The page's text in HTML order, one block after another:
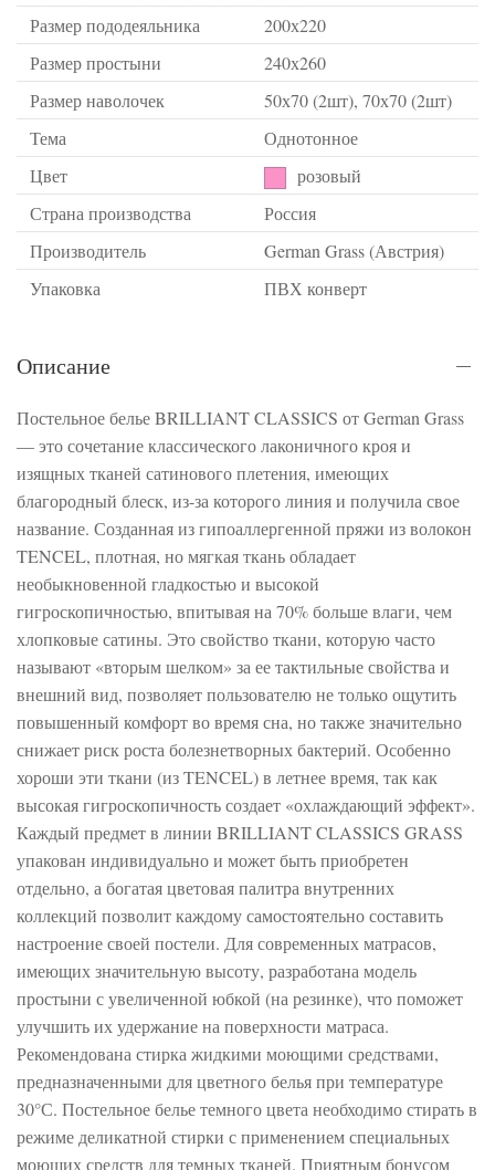
Размер пододеяльника
200х220
Размер простыни
240х260
Размер наволочек
50х70 (2шт), 70х70 (2шт)
Тема
Однотонное
Цвет
розовый
Страна производства
Россия
Производитель
German Grass (Австрия)
Упаковка
ПВХ конверт
Описание
Постельное белье BRILLIANT CLASSICS от German Grass
— это сочетание классического лаконичного кроя и
изящных тканей сатинового плетения, имеющих
благородный блеск, из-за которого линия и получила свое
название. Созданная из гипоаллергенной пряжи из волокон
TENCEL, плотная, но мягкая ткань обладает
необыкновенной гладкостью и высокой
гигроскопичностью, впитывая на 70% больше влаги, чем
хлопковые сатины. Это свойство ткани, которую часто
называют «вторым шелком» за ее тактильные свойства и
внешний вид, позволяет пользователю не только ощутить
повышенный комфорт во время сна, но также значительно
снижает риск роста болезнетворных бактерий. Особенно
хороши эти ткани (из TENCEL) в летнее время, так как
высокая гигроскопичность создает «охлаждающий эффект».
Каждый предмет в линии BRILLIANT CLASSICS GRASS
упакован индивидуально и может быть приобретен
отдельно, а богатая цветовая палитра внутренних
коллекций позволит каждому самостоятельно составить
настроение своей постели. Для современных матрасов,
имеющих значительную высоту, разработана модель
простыни с увеличенной юбкой (на резинке), что поможет
улучшить их удержание на поверхности матраса.
Рекомендована стирка жидкими моющими средствами,
предназначенными для цветного белья при температуре
30°С. Постельное белье темного цвета необходимо стирать в
режиме деликатной стирки с применением специальных
моющих средств для темных тканей. Приятным бонусом